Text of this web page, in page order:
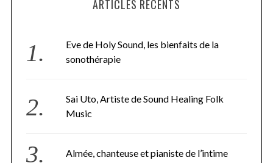
ARTICLES RÉCENTS
Eve de Holy Sound, les bienfaits de la
sonothérapie
Sai Uto, Artiste de Sound Healing Folk
Music
Almée, chanteuse et pianiste de l’intime